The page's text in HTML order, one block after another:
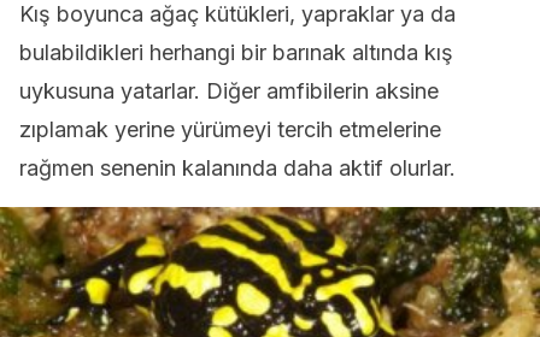
Kış boyunca ağaç kütükleri, yapraklar ya da
bulabildikleri herhangi bir barınak altında kış
uykusuna yatarlar. Diğer amfibilerin aksine
zıplamak yerine yürümeyi tercih etmelerine
rağmen senenin kalanında daha aktif olurlar.